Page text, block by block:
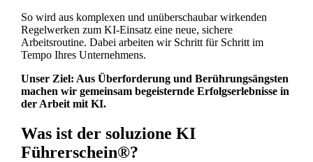
So wird aus komplexen und unüberschaubar wirkenden
Regelwerken zum KI-Einsatz eine neue, sichere
Arbeitsroutine. Dabei arbeiten wir Schritt für Schritt im
Tempo Ihres Unternehmens.
Unser Ziel: Aus Überforderung und Berührungsängsten
machen wir gemeinsam begeisternde Erfolgserlebnisse in
der Arbeit mit KI.
Was ist der soluzione KI
Führerschein®?